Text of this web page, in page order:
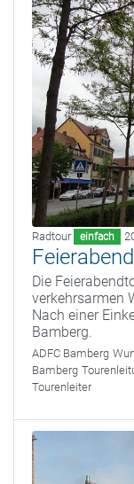
Radtour einfach
Die
verkehrsarmen
Nach einer
Bamberg.
ADFC Bamberg
Bamberg
Tourenleiter